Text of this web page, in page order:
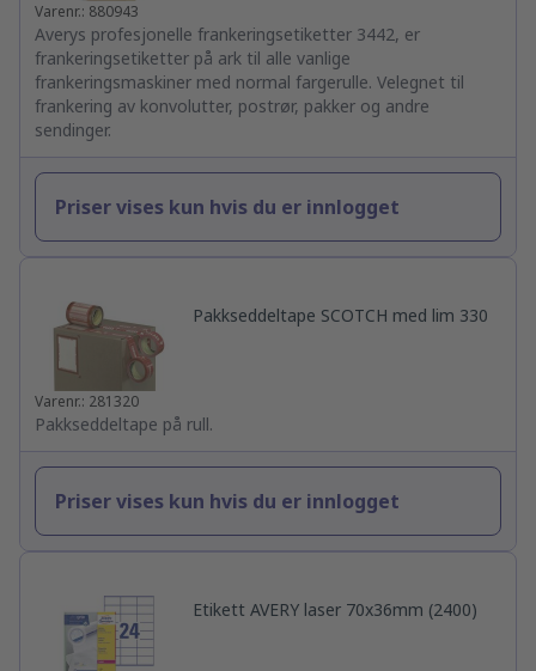
Varenr.: 880943
Averys profesjonelle frankeringsetiketter 3442, er
frankeringsetiketter på ark til alle vanlige
frankeringsmaskiner med normal fargerulle. Velegnet til
frankering av konvolutter, postrør, pakker og andre
sendinger.
Priser vises kun hvis du er innlogget
Pakkseddeltape SCOTCH med lim 330
Varenr.: 281320
Pakkseddeltape på rull.
Priser vises kun hvis du er innlogget
Etikett AVERY laser 70x36mm (2400)